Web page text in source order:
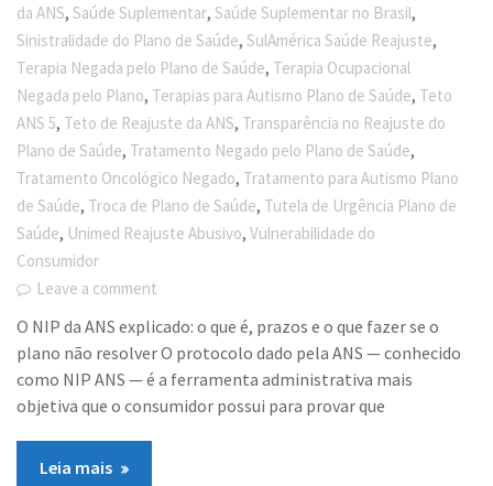
da ANS,Saúde Suplementar,Saúde Suplementar no Brasil,
Sinistralidade do Plano de Saúde,SulAmérica Saúde Reajuste,
Terapia Negada pelo Plano de Saúde, Terapia Ocupacional
Negada pelo Plano, Terapias para Autismo Plano de Saúde, Teto
ANS 5, Teto de Reajuste da ANS, Transparência no Reajuste do
Plano de Saúde, Tratamento Negado pelo Plano de Saúde,
Tratamento Oncológico Negado, Tratamento para Autismo Plano
de Saúde, Troca de Plano de Saúde, Tutela de Urgência Plano de
Saúde, Unimed Reajuste Abusivo,Vulnerabilidade do
Consumidor
Leave a comment
O NIP da ANS explicado: o que é, prazos e o que fazer se o
plano não resolver O protocolo dado pela ANS — conhecido
como NIP ANS — é a ferramenta administrativa mais
objetiva que o consumidor possui para provar que
Leia mais